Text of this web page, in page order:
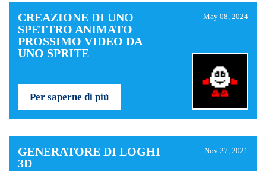
CREAZIONE DI UNO
SPETTRO ANIMATO
PROSSIMO VIDEO DA
UNO SPRITE
May 08, 2024
Per saperne di più
GENERATORE DI LOGHI
3D
Nov 27, 2021